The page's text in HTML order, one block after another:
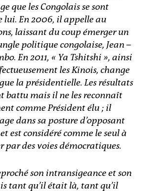
que les Congolais se sont
lui. En 2006, il appelle au
laissant du coup émerger un
politique congolaise, Jean –
En 2011, « Ya Tshitshi », ainsi
les Kinois, change
la présidentielle. Les résultats
battu mais il ne les reconnaît
comme Président élu ; il
dans sa posture d’opposant
est considéré comme le seul à
par des voies démocratiques.
son intransigeance et son
tant qu’il était là, tant qu’il